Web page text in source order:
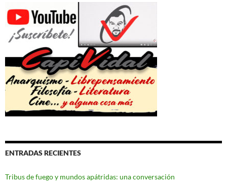
ENTRADAS RECIENTES
Tribus de fuego y mundos apátridas: una conversación